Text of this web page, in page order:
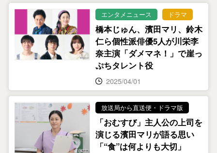
エンタメニュース ドラマ
橋本じゅん、濱田マリ、鈴木
仁ら個性派俳優5人が川栄李
奈主演「ダメマネ！」で崖っ
ぷちタレント役
2025/04/01
放送局から直送便・ドラマ版
「おむすび」主人公の上司を
演じる濱田マリが語る思い
「“食”は何よりも大切」